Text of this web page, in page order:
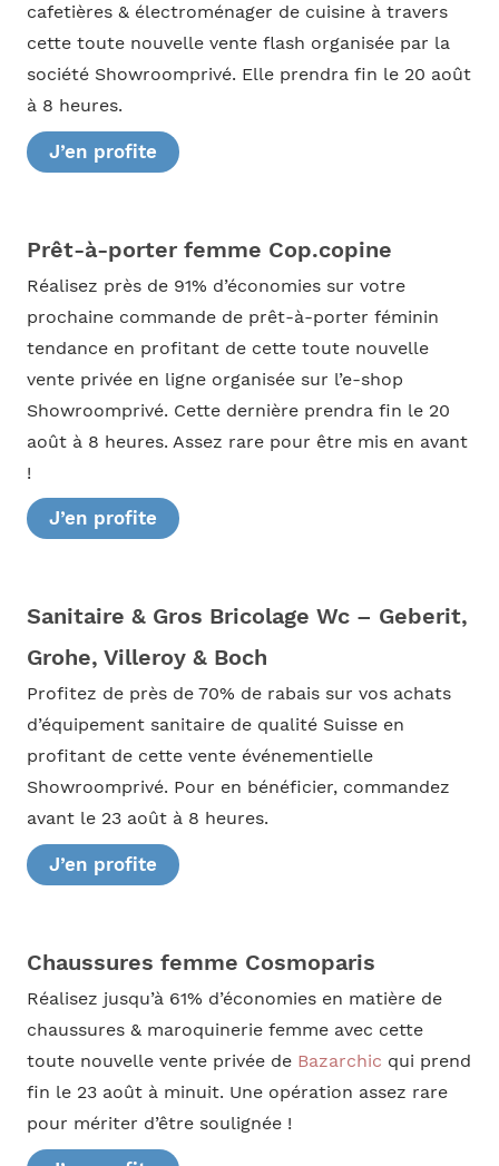
cafetières & électroménager de cuisine à travers
cette toute nouvelle vente flash organisée par la
société Showroomprivé. Elle prendra fin le 20 août
à 8 heures.
J’en profite
Prêt-à-porter femme Cop.copine
Réalisez près de 91% d’économies sur votre
prochaine commande de prêt-à-porter féminin
tendance en profitant de cette toute nouvelle
vente privée en ligne organisée sur l’e-shop
Showroomprivé. Cette dernière prendra fin le 20
août à 8 heures. Assez rare pour être mis en avant
!
J’en profite
Sanitaire & Gros Bricolage Wc – Geberit,
Grohe, Villeroy & Boch
Profitez de près de 70% de rabais sur vos achats
d’équipement sanitaire de qualité Suisse en
profitant de cette vente événementielle
Showroomprivé. Pour en bénéficier, commandez
avant le 23 août à 8 heures.
J’en profite
Chaussures femme Cosmoparis
Réalisez jusqu’à 61% d’économies en matière de
chaussures & maroquinerie femme avec cette
toute nouvelle vente privée de Bazarchic qui prend
fin le 23 août à minuit. Une opération assez rare
pour mériter d’être soulignée !